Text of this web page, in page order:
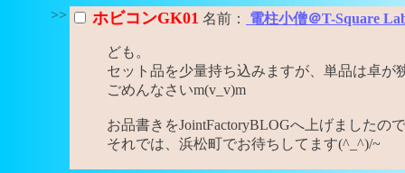
>> ホビコンGK01 名前： 電柱小僧＠T-Square
ども。
セット品を少量持ち込みますが、単品は卓が
ごめんなさいm(v_v)m
お品書きをJointFactoryBLOGへ上げましたの
それでは、浜松町でお待ちしてます(^_^)/~